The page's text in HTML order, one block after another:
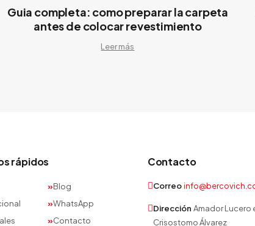
Guia completa: como preparar la carpeta
antes de colocar revestimiento
Leer más
rápidos
Blog
WhatsApp
Contacto
Contacto
Correo
Dirección Amador Lucero
Crisostomo Álvarez